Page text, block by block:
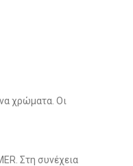
χρώματα. Οι
Στη συνέχεια